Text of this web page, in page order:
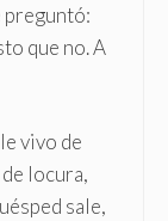
preguntó:
que no. A
vivo de
locura,
sale,